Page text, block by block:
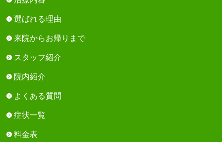
選ばれる理由
来院からお帰りまで
スタッフ紹介
院内紹介
よくある質問
症状一覧
料金表